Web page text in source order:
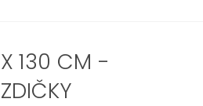
130 CM -